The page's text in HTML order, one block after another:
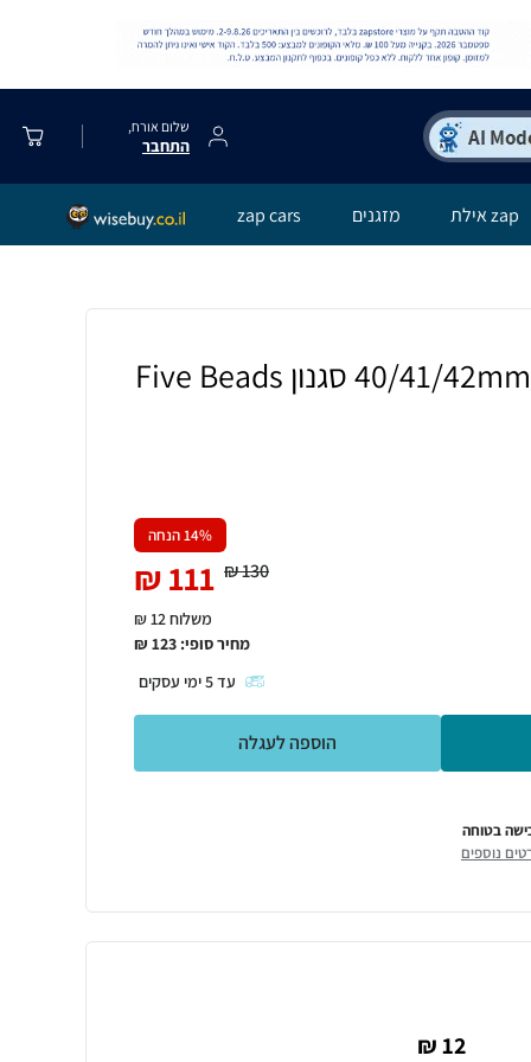
שלום אורח,
התחבר
zap אילת מזגנים zap cars
רצועה לאפל ווטש 40/41/42mm סגנון Five Beads
14% הנחה
130
₪
111
₪
משלוח 12 ₪
מחיר סופי: 123
₪
עד5ימי עסקים
הוספה לעגלה
בטוחה
נוספים
12 ₪